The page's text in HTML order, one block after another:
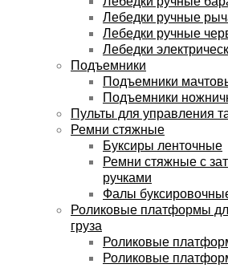
Лебедки ручные
Лебедки ручные
Лебедки
Подъемники
Подъемники
Подъемники
Пульты для управления
Ремни стяжные
Буксиры ленточные
Ремни стяжные с
ручками
Фалы
Роликовые платформы
груза
Роликовые
Роликовые